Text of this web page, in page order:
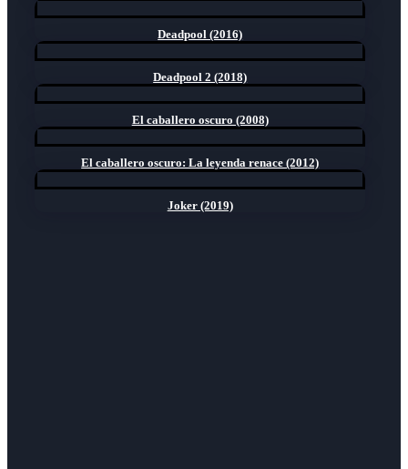
Deadpool (2016)
Deadpool 2 (2018)
El caballero oscuro (2008)
El caballero oscuro: La leyenda renace (2012)
Joker (2019)